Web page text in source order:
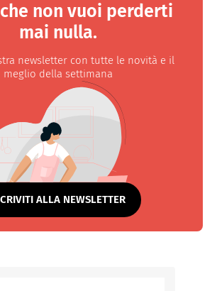
non vuoi perderti
mai nulla.
newsletter con tutte le novità e il
meglio della settimana
ALLA NEWSLETTER